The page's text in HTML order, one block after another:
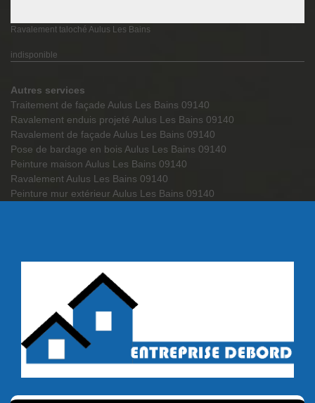
Ravalement taloché Aulus Les Bains
indisponible
Autres services
Traitement de façade Aulus Les Bains 09140
Ravalement enduis projeté Aulus Les Bains 09140
Ravalement de façade Aulus Les Bains 09140
Pose de bardage en bois Aulus Les Bains 09140
Peinture maison Aulus Les Bains 09140
Ravalement Aulus Les Bains 09140
Peinture mur extérieur Aulus Les Bains 09140